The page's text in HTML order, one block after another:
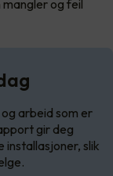
og feil
arbeid som er
gir deg
slik